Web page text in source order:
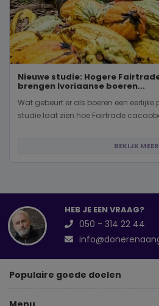
Nieuwe studie: Hogere
brengen Ivoriaanse boeren...
Wat gebeurt er als boeren een eerlijke
studie laat zien hoe Fairtrade
BEKIJK MEER
HEB JE EEN VRAAG?
050 - 314 22 44
Populaire goede doelen